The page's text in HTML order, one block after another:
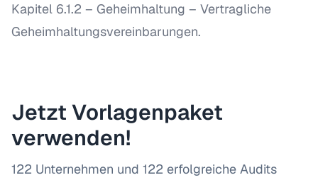
Kapitel 6.1.2 – Geheimhaltung – Vertragliche
Geheimhaltungsvereinbarungen.
Jetzt Vorlagenpaket
verwenden!
122 Unternehmen und 122 erfolgreiche Audits